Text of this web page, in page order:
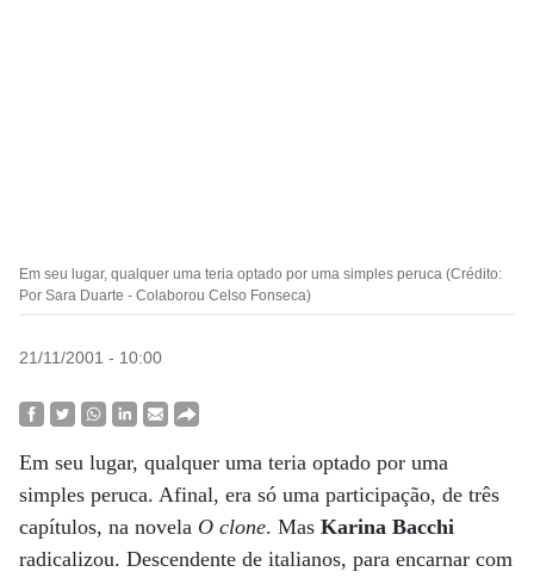
Em seu lugar, qualquer uma teria optado por uma simples peruca (Crédito:
Por Sara Duarte - Colaborou Celso Fonseca)
21/11/2001 - 10:00
Em seu lugar, qualquer uma teria optado por uma
simples peruca. Afinal, era só uma participação, de três
capítulos, na novela O clone. Mas Karina Bacchi
radicalizou. Descendente de italianos, para encarnar com